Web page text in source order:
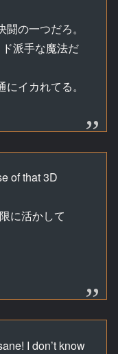
の一つだろ。
派手な魔法だ
イカれてる。
of that 3D
に活かして
I don’t know